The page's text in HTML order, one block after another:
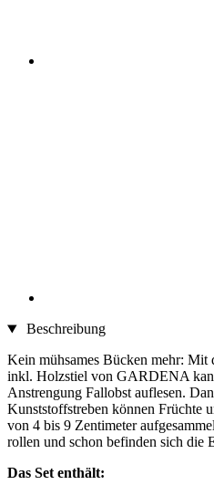
Beschreibung
Kein mühsames Bücken mehr: Mit
inkl. Holzstiel von GARDENA
Anstrengung Fallobst auflesen.
Kunststoffstreben können Früchte
von 4 bis 9 Zentimeter
rollen und schon befinden sich die
Das Set enthält: